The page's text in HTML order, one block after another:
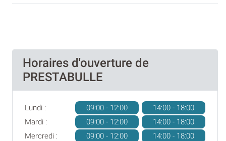
Horaires d'ouverture de
PRESTABULLE
Lundi : 09:00 - 12:00
14:00 - 18:00
Mardi :
09:00 - 12:00
14:00 - 18:00
Mercredi :
09:00 - 12:00
14:00 - 18:00